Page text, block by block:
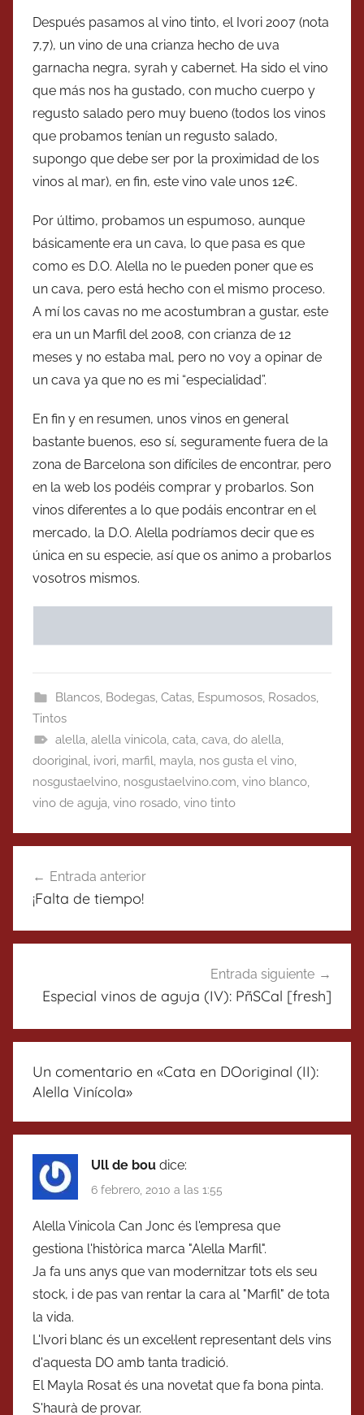
Después pasamos al vino tinto, el Ivori 2007 (nota
7,7), un vino de una crianza hecho de uva
garnacha negra, syrah y cabernet. Ha sido el vino
que más nos ha gustado, con mucho cuerpo y
regusto salado pero muy bueno (todos los vinos
que probamos tenían un regusto salado,
supongo que debe ser por la proximidad de los
vinos al mar), en fin, este vino vale unos 12€.
Por último, probamos un espumoso, aunque
básicamente era un cava, lo que pasa es que
como es D.O. Alella no le pueden poner que es
un cava, pero está hecho con el mismo proceso.
A mí los cavas no me acostumbran a gustar, este
era un un Marfil del 2008, con crianza de 12
meses y no estaba mal, pero no voy a opinar de
un cava ya que no es mi “especialidad”.
En fin y en resumen, unos vinos en general
bastante buenos, eso sí, seguramente fuera de la
zona de Barcelona son difíciles de encontrar, pero
en la web los podéis comprar y probarlos. Son
vinos diferentes a lo que podáis encontrar en el
mercado, la D.O. Alella podríamos decir que es
única en su especie, así que os animo a probarlos
vosotros mismos.
Blancos, Bodegas, Catas, Espumosos, Rosados,
Tintos
alella, alella vinicola, cata, cava, do alella,
dooriginal, ivori, marfil, mayla, nos gusta el vino,
nosgustaelvino, nosgustaelvino.com, vino blanco,
vino de aguja, vino rosado, vino tinto
de
Entrada anterior
¡Falta de tiempo!
Entrada siguiente
Especial vinos de aguja (IV): PñSCal [fresh]
Un comentario en «Cata en DOoriginal (II):
Alella Vinícola»
Ull de bou dice:
6 febrero, 2010 a las 1:55
Alella Vinicola Can Jonc és l'empresa que
gestiona l'històrica marca "Alella Marfil".
Ja fa uns anys que van modernitzar tots els seu
stock, i de pas van rentar la cara al "Marfil" de tota
la vida.
L'Ivori blanc és un excel·lent representant dels vins
d'aquesta DO amb tanta tradició.
El Mayla Rosat és una novetat que fa bona pinta.
S'haurà de provar.